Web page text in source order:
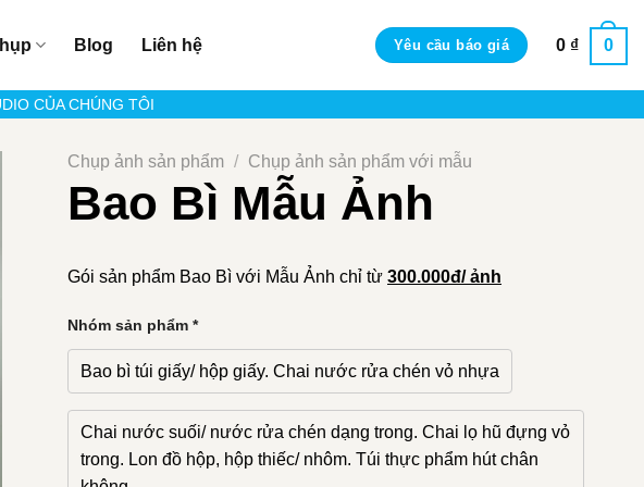
Blog Liên hệ Yêu cầu báo giá 0 ₫ 0
CỦA CHÚNG TÔI
Chụp ảnh sản phẩm / Chụp ảnh sản phẩm với mẫu
Bao Bì Mẫu Ảnh
Gói sản phẩm Bao Bì với Mẫu Ảnh chỉ từ 300.000đ/ ảnh
Nhóm sản phẩm *
Bao bì túi giấy/ hộp giấy. Chai nước rửa chén vỏ nhựa
Chai nước suối/ nước rửa chén dạng trong. Chai lọ hũ đựng vỏ
trong. Lon đồ hộp, hộp thiếc/ nhôm. Túi thực phẩm hút chân